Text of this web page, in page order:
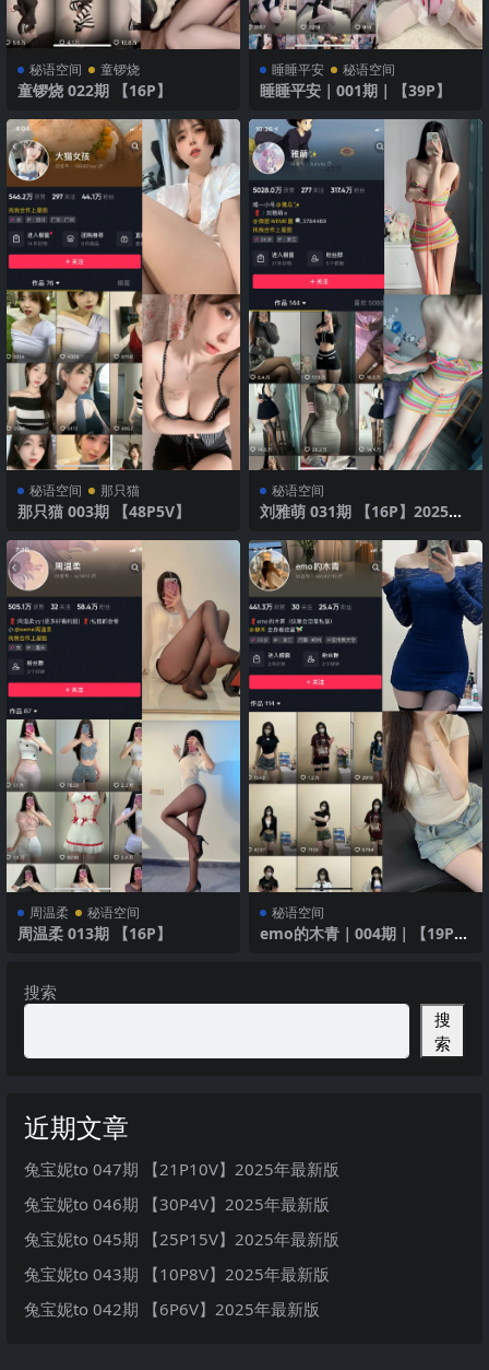
秘语空间 童锣烧
童锣烧 022期 【16P】
睡睡平安 秘语空间
睡睡平安｜001期｜【39P】
秘语空间 那只猫
那只猫 003期 【48P5V】
秘语空间
刘雅萌 031期 【16P】2025年
周温柔 秘语空间
周温柔 013期 【16P】
秘语空间
emo的木青｜004期｜【19P1
搜索
搜
索
近期文章
兔宝妮to 047期 【21P10V】2025年最新版
兔宝妮to 046期 【30P4V】2025年最新版
兔宝妮to 045期 【25P15V】2025年最新版
兔宝妮to 043期 【10P8V】2025年最新版
兔宝妮to 042期 【6P6V】2025年最新版